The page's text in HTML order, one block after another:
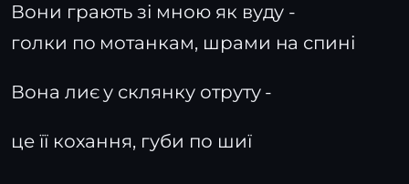
Вони грають зі мною як вуду -
голки по мотанкам, шрами на спині
Вона лиє у склянку отруту -
це її кохання, губи по шиї